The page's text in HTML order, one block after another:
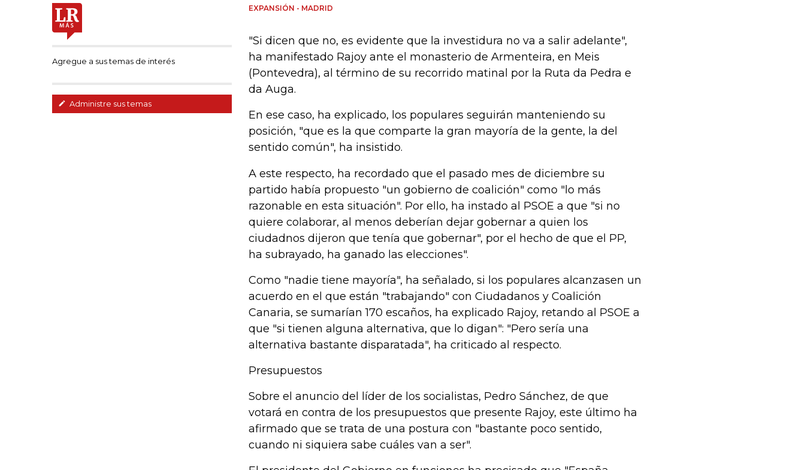
Agregue a sus temas de interés
Administre sus temas
EXPANSIÓN - MADRID
"Si dicen que no, es evidente que la investidura no va a salir adelante",
ha manifestado Rajoy ante el monasterio de Armenteira, en Meis
(Pontevedra), al término de su recorrido matinal por la Ruta da Pedra e
da Auga.
En ese caso, ha explicado, los populares seguirán manteniendo su
posición, "que es la que comparte la gran mayoría de la gente, la del
sentido común", ha insistido.
A este respecto, ha recordado que el pasado mes de diciembre su
partido había propuesto "un gobierno de coalición" como "lo más
razonable en esta situación". Por ello, ha instado al PSOE a que "si no
quiere colaborar, al menos deberían dejar gobernar a quien los
ciudadnos dijeron que tenía que gobernar", por el hecho de que el PP,
ha subrayado, ha ganado las elecciones".
Como "nadie tiene mayoría", ha señalado, si los populares alcanzasen un
acuerdo en el que están "trabajando" con Ciudadanos y Coalición
Canaria, se sumarían 170 escaños, ha explicado Rajoy, retando al PSOE a
que "si tienen alguna alternativa, que lo digan": "Pero sería una
alternativa bastante disparatada", ha criticado al respecto.
Presupuestos
Sobre el anuncio del líder de los socialistas, Pedro Sánchez, de que
votará en contra de los presupuestos que presente Rajoy, este último ha
afirmado que se trata de una postura con "bastante poco sentido,
cuando ni siquiera sabe cuáles van a ser".